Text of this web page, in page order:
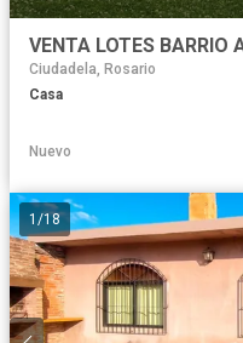
Ciudadela, Rosario
Casa
Nuevo
1 /18